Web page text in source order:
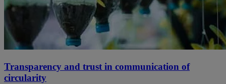
Transparency and trust in communication of
circularity